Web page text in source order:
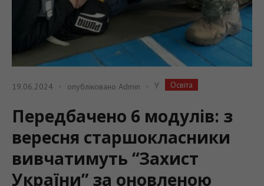
19.06.2024 опубліковано Admin У Освіта
Передбачено 6 модулів: з
вересня старшокласники
вивчатимуть “Захист
України” за оновленою